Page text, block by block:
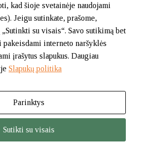
tel. +370 699 73 229
(0-46) 21 02 83
info@klaipedatkc.lt
g. 6B, Klaipėda
nuo 8.00 iki 17.00.
savivaldybės Tautinių kultūrų centras
kad šioje svetainėje naudojami
Jeigu sutinkate, prašome,
su visais“. Savo sutikimą bet
pakeisdami interneto naršyklės
įrašytus slapukus. Daugiau
Slapukų politika
Parinktys
Sutikti su visais